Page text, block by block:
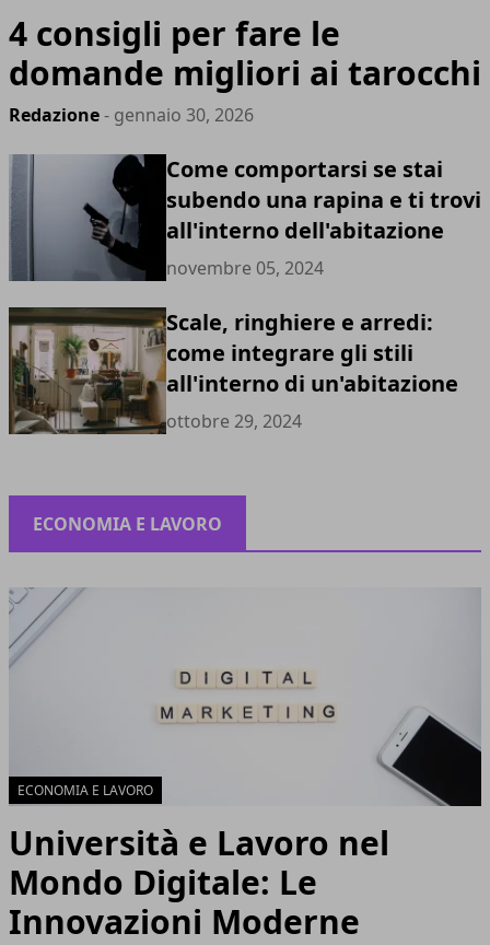
4 consigli per fare le
domande migliori ai tarocchi
Redazione- gennaio 30, 2026
Come comportarsi se stai
subendo una rapina e ti trovi
all'interno dell'abitazione
novembre 05, 2024
Scale, ringhiere e arredi:
come integrare gli stili
all'interno di un'abitazione
ottobre 29, 2024
ECONOMIA E LAVORO
ECONOMIA E LAVORO
Università e Lavoro nel
Mondo Digitale: Le
Innovazioni Moderne